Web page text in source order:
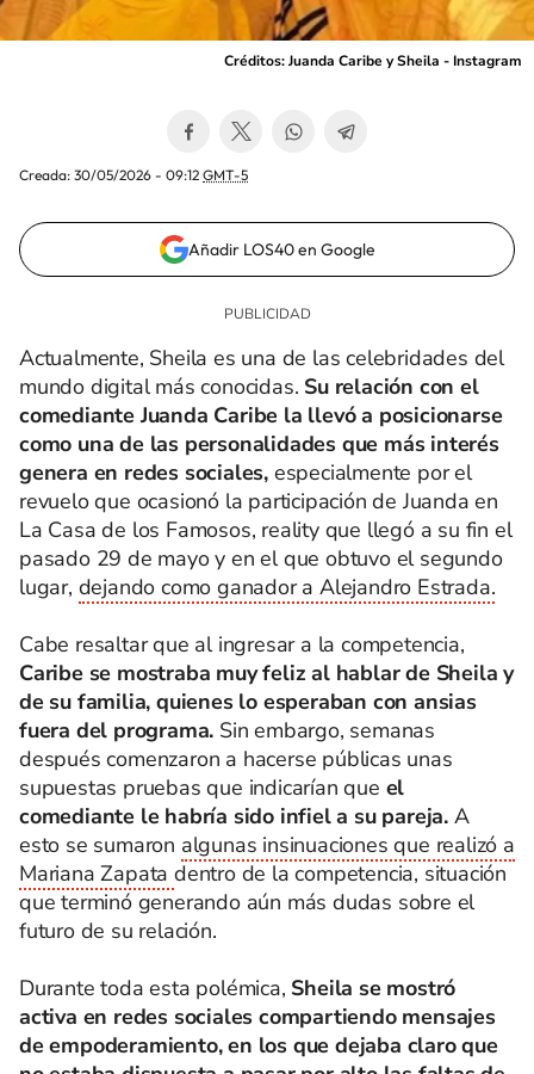
Créditos: Juanda Caribe y Sheila - Instagram
Creada: 30/05/2026 - 09:12 GMT-5
Añadir LOS40 en Google
Actualmente, Sheila es una de las celebridades del
mundo digital más conocidas. Su relación con el
comediante Juanda Caribe la llevó a posicionarse
como una de las personalidades que más interés
genera en redes sociales, especialmente por el
revuelo que ocasionó la participación de Juanda en
La Casa de los Famosos, reality que llegó a su fin el
pasado 29 de mayo y en el que obtuvo el segundo
lugar, dejando como ganador a Alejandro Estrada.
Cabe resaltar que al ingresar a la competencia,
Caribe se mostraba muy feliz al hablar de Sheila y
de su familia, quienes lo esperaban con ansias
fuera del programa. Sin embargo, semanas
después comenzaron a hacerse públicas unas
supuestas pruebas que indicarían que el
comediante le habría sido infiel a su pareja. A
esto se sumaron algunas insinuaciones que realizó a
Mariana Zapatadentro de la competencia, situación
que terminó generando aún más dudas sobre el
futuro de su relación.
Durante toda esta polémica, Sheila se mostró
activa en redes sociales compartiendo mensajes
de empoderamiento, en los que dejaba claro que